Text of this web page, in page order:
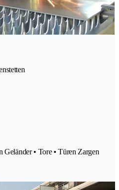
Geländer • Tore • Türen Zargen